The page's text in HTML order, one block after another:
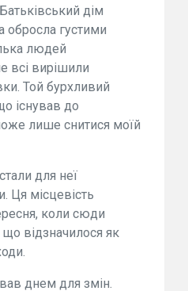
дім
обросла густими
людей
всі вирішили
Той бурхливий
існував до
лише снитися моїй
для неї
Ця місцевість
коли сюди
що відзначилося як
днем для змін.